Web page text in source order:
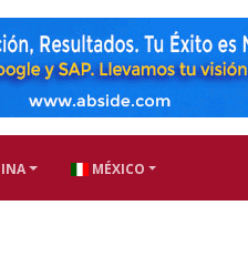
MÉXICO